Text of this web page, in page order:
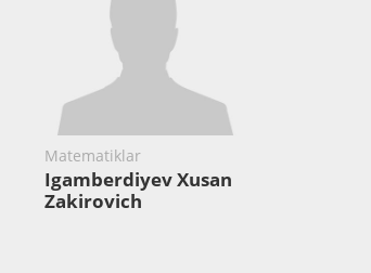
Matematiklar
Igamberdiyev Xusan
Zakirovich